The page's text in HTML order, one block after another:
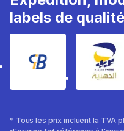
labels de qualité
* Tous les prix incluent la TVA